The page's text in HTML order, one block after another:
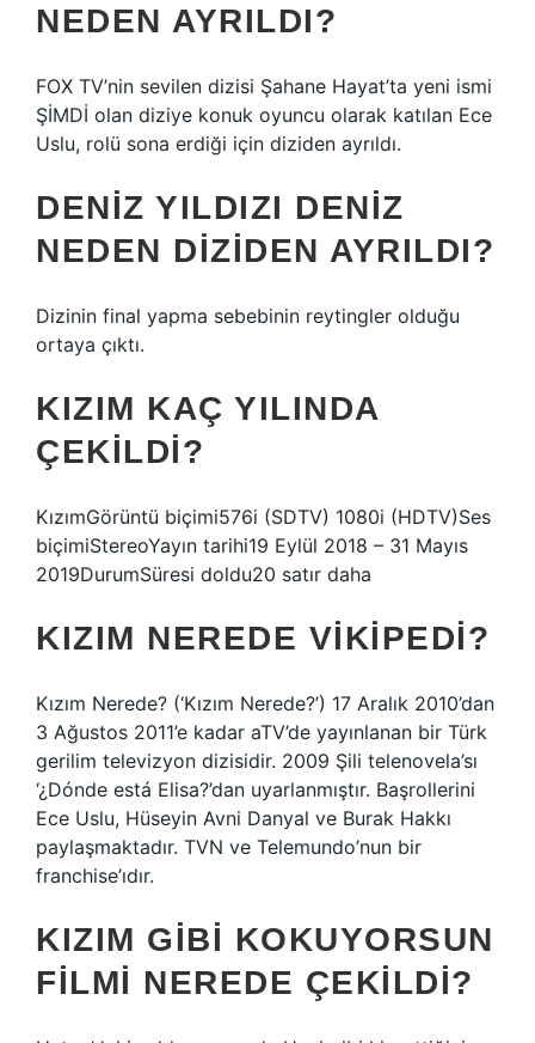
NEDEN AYRILDI?
FOX TV’nin sevilen dizisi Şahane Hayat’ta yeni ismi
ŞİMDİ olan diziye konuk oyuncu olarak katılan Ece
Uslu, rolü sona erdiği için diziden ayrıldı.
DENIZ YILDIZI DENIZ
NEDEN DIZIDEN AYRILDI?
Dizinin final yapma sebebinin reytingler olduğu
ortaya çıktı.
KIZIM KAÇ YILINDA
ÇEKILDI?
KızımGörüntü biçimi576i (SDTV) 1080i (HDTV)Ses
biçimiStereoYayın tarihi19 Eylül 2018 – 31 Mayıs
2019DurumSüresi doldu20 satır daha
KIZIM NEREDE VIKIPEDI?
Kızım Nerede? (‘Kızım Nerede?’) 17 Aralık 2010’dan
3 Ağustos 2011’e kadar aTV’de yayınlanan bir Türk
gerilim televizyon dizisidir. 2009 Şili telenovela’sı
‘¿Dónde está Elisa?’dan uyarlanmıştır. Başrollerini
Ece Uslu, Hüseyin Avni Danyal ve Burak Hakkı
paylaşmaktadır. TVN ve Telemundo’nun bir
franchise’ıdır.
KIZIM GIBI KOKUYORSUN
FILMI NEREDE ÇEKILDI?